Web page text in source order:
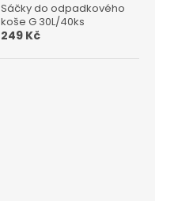
Sáčky do odpadkového
koše G 30L/40ks
249 Kč